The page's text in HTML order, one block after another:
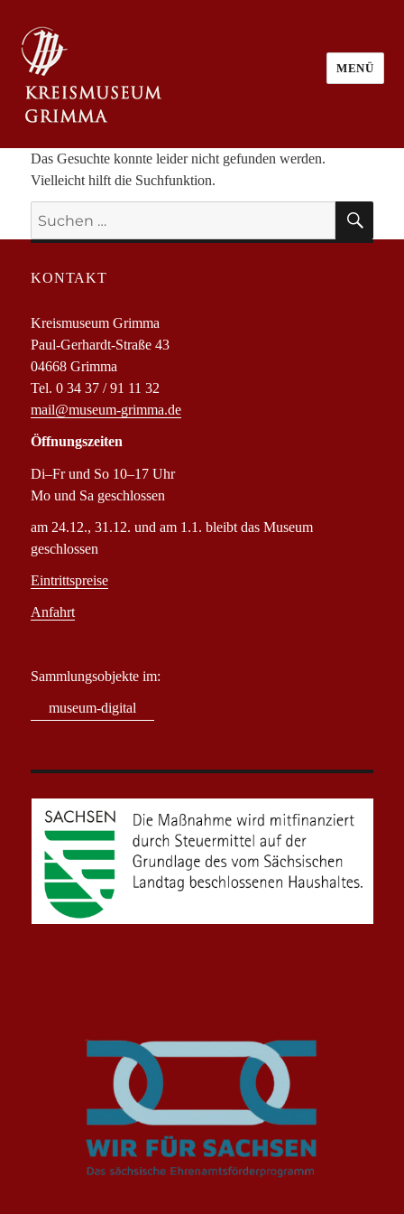
MENÜ
Das Gesuchte konnte leider nicht gefunden werden.
Vielleicht hilft die Suchfunktion.
Suchen
nach:
KONTAKT
Kreismuseum Grimma
Paul-Gerhardt-Straße 43
04668 Grimma
Tel. 0 34 37 / 91 11 32
mail@museum-grimma.de
Öffnungszeiten
Di–Fr und So 10–17 Uhr
Mo und Sa geschlossen
am 24.12., 31.12. und am 1.1. bleibt das Museum
geschlossen
Eintrittspreise
Anfahrt
Sammlungsobjekte im:
museum-digital